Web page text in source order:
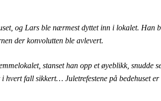
og Lars ble nærmest dyttet inn i lokalet. Han
der konvolutten ble avlevert.
stanset han opp et øyeblikk, snudde
fall sikkert… Juletrefestene på bedehuset